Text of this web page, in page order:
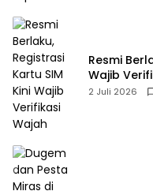
Resmi
Wajib
2 Juli 2026